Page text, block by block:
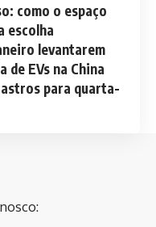
como o espaço
escolha
levantarem
de EVs na China
para quarta-